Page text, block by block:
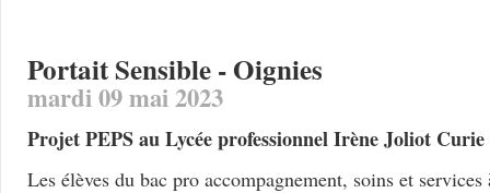
Portait Sensible - Oignies
mardi 09 mai 2023
Projet PEPS au Lycée professionnel Irène Joliot
Les élèves du bac pro accompagnement, soins et